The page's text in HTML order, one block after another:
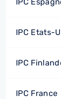
IPC Etats-
IPC
IPC France